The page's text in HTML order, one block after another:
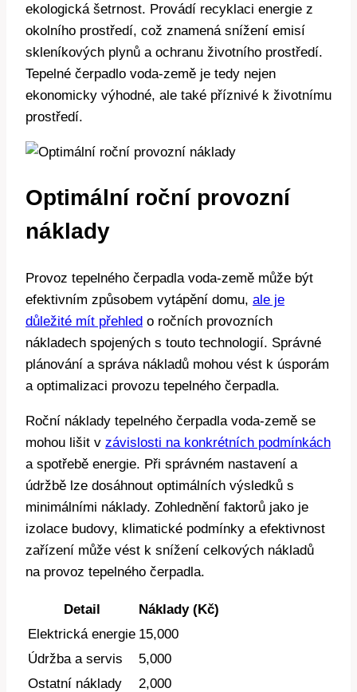
ekologická šetrnost. Provádí recyklaci energie z
okolního prostředí, což znamená snížení emisí
skleníkových plynů a ochranu životního prostředí.
Tepelné čerpadlo voda-země je tedy nejen
ekonomicky výhodné, ale také příznivé k životnímu
prostředí.
Optimální roční provozní
náklady
Provoz tepelného čerpadla voda-země může být
efektivním způsobem vytápění domu, ale je
důležité mít přehled o ročních provozních
nákladech spojených s touto technologií. Správné
plánování a správa nákladů mohou vést k úsporám
a optimalizaci provozu tepelného čerpadla.
Roční náklady tepelného čerpadla voda-země se
mohou lišit v závislosti na konkrétních podmínkách
a spotřebě energie. Při správném nastavení a
údržbě lze dosáhnout optimálních výsledků s
minimálními náklady. Zohlednění faktorů jako je
izolace budovy, klimatické podmínky a efektivnost
zařízení může vést k snížení celkových nákladů
na provoz tepelného čerpadla.
Detail
Náklady (Kč)
Elektrická energie 15,000
Údržba a servis
5,000
Ostatní náklady
2,000